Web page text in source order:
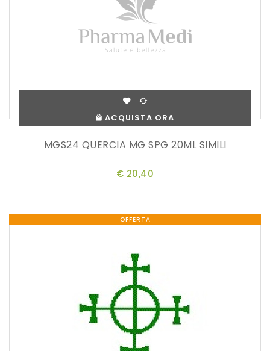
ACQUISTA ORA
MGS24 QUERCIA MG SPG 20ML SIMILI
€ 20,40
OFFERTA